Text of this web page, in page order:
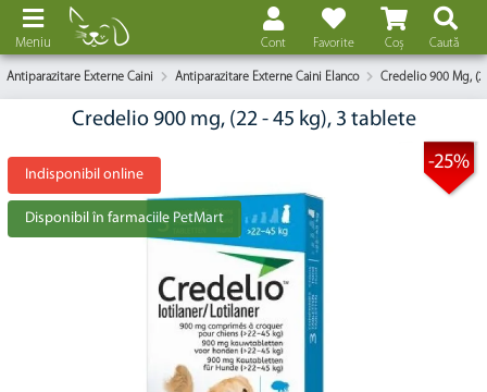
Coș
Favorite
Cont Caută
Meniu
Antiparazitare Externe Caini Antiparazitare Externe Caini Elanco Credelio 900 Mg,
Credelio 900 mg, (22 - 45 kg), 3 tablete
-25%
Indisponibil online
Disponibil în farmaciile PetMart